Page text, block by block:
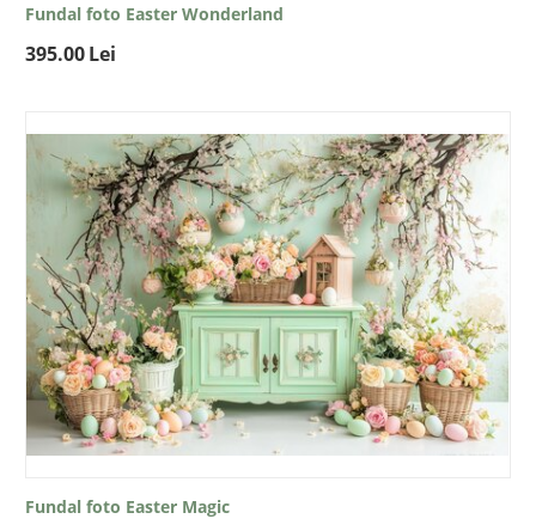
Fundal foto Easter Wonderland
395.00Lei
Fundal foto Easter Magic